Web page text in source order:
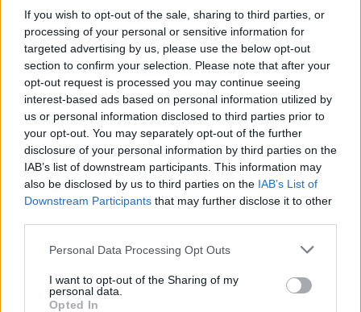
If you wish to opt-out of the sale, sharing to third parties, or
processing of your personal or sensitive information for
targeted advertising by us, please use the below opt-out
section to confirm your selection. Please note that after your
opt-out request is processed you may continue seeing
interest-based ads based on personal information utilized by
us or personal information disclosed to third parties prior to
your opt-out. You may separately opt-out of the further
disclosure of your personal information by third parties on the
IAB’s list of downstream participants. This information may
also be disclosed by us to third parties on the IAB’s List of
Downstream Participants that may further disclose it to other
Please note that this website/app uses one or more Google
not limited to your visit or usage behaviour. You may click to
grant or deny consent to Google and its third-party tags to
Personal Data Processing Opt Outs
I want to opt-out of the Sharing of my
personal data.
Opted In
A beluga tokhalak hatalmasak, több ezer kilósak,
és elegáns, szénszínű ikrákat termelnek. Ez a
legdrágább fajta, az Egyesült Államokban a
túlhalászása miatt be is tiltották.
Kaluga
A kalugai kaviár édesvízi tokhalból származik.
Ikráját a beluga után a második legjobbként
méretűek, enyhe, vajas ízzel.
Osetra